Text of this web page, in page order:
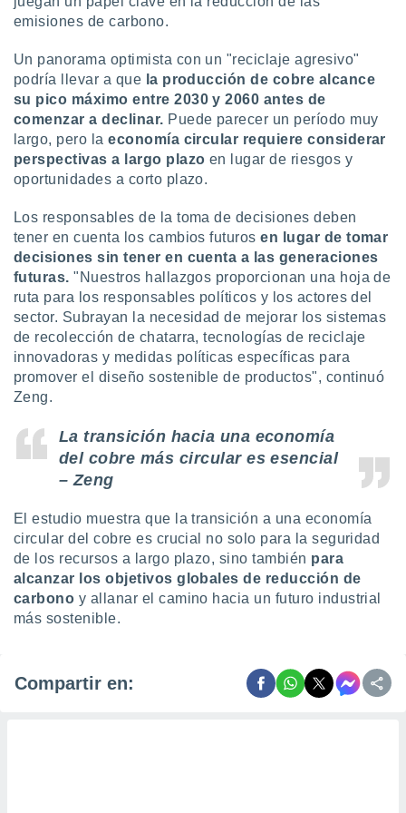
emisiones de carbono.
Un panorama optimista con un "reciclaje agresivo"
podría llevar a que la producción de cobre alcance
su pico máximo entre 2030 y 2060 antes de
comenzar a declinar. Puede parecer un período muy
largo, pero laeconomía circular requiere considerar
perspectivas a largo plazo en lugar de riesgos y
oportunidades a corto plazo.
Los responsables de la toma de decisiones deben
tener en cuenta los cambios futuros en lugar de tomar
decisiones sin tener en cuenta a las generaciones
futuras. "Nuestros hallazgos proporcionan una hoja de
ruta para los responsables políticos y los actores del
sector. Subrayan la necesidad de mejorar los sistemas
de recolección de chatarra, tecnologías de reciclaje
innovadoras y medidas políticas específicas para
promover el diseño sostenible de productos", continuó
Zeng.
La transición hacia una economía
del cobre más circular es esencial
– Zeng
El estudio muestra que la transición a una economía
circular del cobre es crucial no solo para la seguridad
de los recursos a largo plazo, sino también para
alcanzar los objetivos globales de reducción de
carbono y allanar el camino hacia un futuro industrial
más sostenible.
Compartir en: